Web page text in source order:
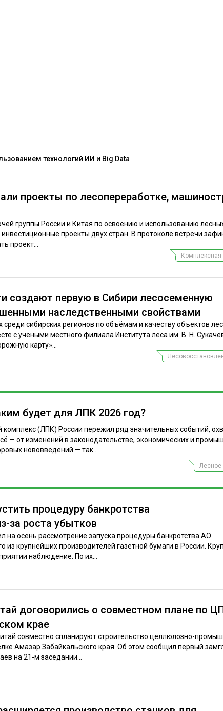
проекты по лесопереработке,
группы России и Китая по освоению и использованию
проекты двух стран. В протоколе встречи
проект...
Комплексная
создают первую в Сибири лесосеменную
наследственными свойствами
сибирских регионов по объёмам и качеству объектов
с учёными местного филиала Института леса им. В. Н.
карту»...
процедуру банкротства
за роста убытков
осень рассмотрение запуска процедуры банкротства АО
крупнейших производителей газетной бумаги в России.
наблюдение. По их...
договорились о совместном плане по
крае
совместно спланируют строительство целлюлозно-
Амазар Забайкальского края. Об этом сообщил первый
на 21-м заседании...
будет для ЛПК 2026 год?
(ЛПК) России пережил ряд значительных событий,
— от изменений в законодательстве, экономических и
нововведений — так...
Лесное
технологий ИИ и Big Data